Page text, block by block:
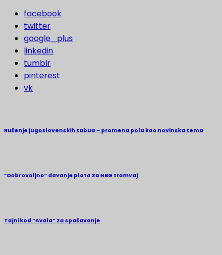
facebook
twitter
google_plus
linkedin
tumblr
pinterest
vk
Rušenje jugoslovenskih tabua – promena pola kao novinska tema
“Dobrovoljno” davanje plata za NBG tramvaj
Tajni kod “Avala” za spašavanje